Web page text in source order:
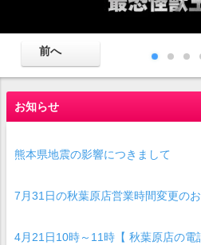
お知らせ
熊本県地震の影響につきまして
7月31日の秋葉原店営業時間変更の
4月21日10時～11時【 秋葉原店の電